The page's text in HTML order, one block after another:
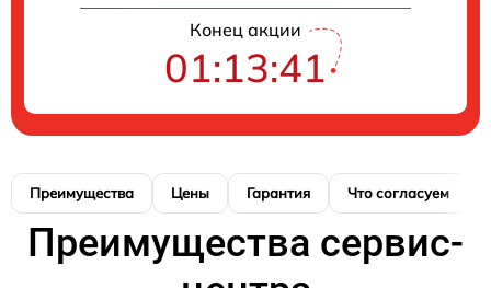
Конец акции
01:13:40
Преимущества Цены Гарантия Что согласуем
Преимущества сервис-